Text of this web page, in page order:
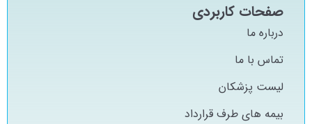
صفحات کاربردی
درباره ما
تماس با ما
لیست پزشکان
بیمه های طرف قرارداد